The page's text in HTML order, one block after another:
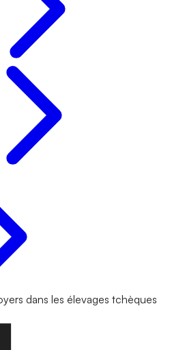
dans les élevages tchèques